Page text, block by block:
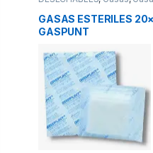
GASAS ESTERILES
GASPUNT